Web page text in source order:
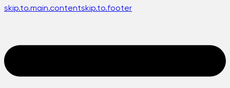
skip.to.main.contentskip.to.footer